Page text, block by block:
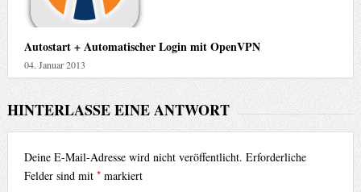
Autostart + Automatischer Login mit OpenVPN
04. Januar 2013
HINTERLASSE EINE ANTWORT
Deine E-Mail-Adresse wird nicht veröffentlicht. Erforderliche
Felder sind mit *markiert